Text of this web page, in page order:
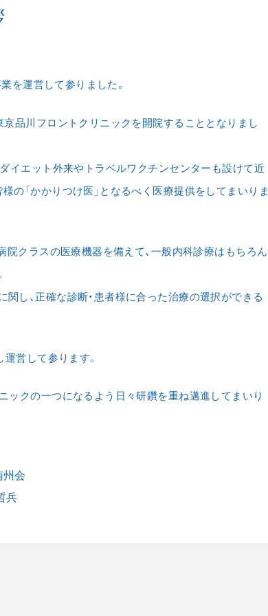
を運営して参りました。
京品川フロントクリニックを開院することとなりまし
イエット外来やトラベルワクチンセンターも設けて近
の「かかりつけ医」となるべく医療提供をしてまいりま
クラスの医療機器を備えて、一般内科診療はもちろん
し、正確な診断・患者様に合った治療の選択ができる
営して参ります。
ックの一つになるよう日々研鑽を重ね邁進してまいり
州会
兵